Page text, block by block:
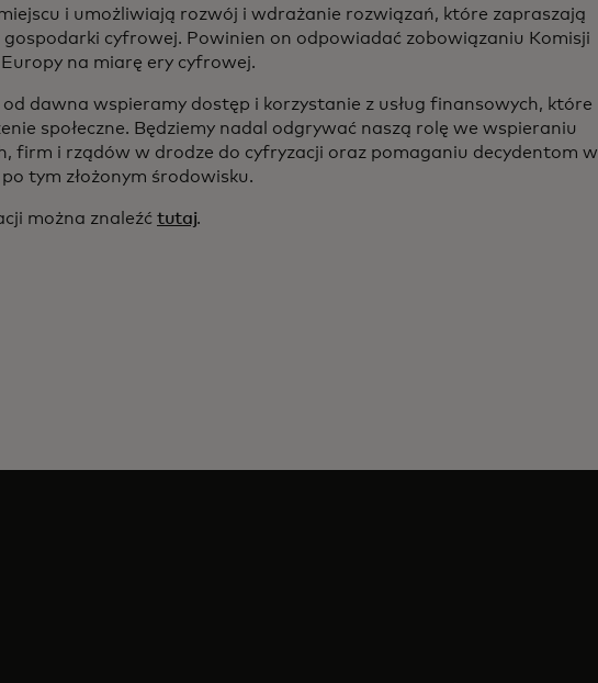
i umożliwiają rozwój i wdrażanie rozwiązań, które zapraszają
gospodarki cyfrowej. Powinien on odpowiadać zobowiązaniu Komisji
na miarę ery cyfrowej.
dawna wspieramy dostęp i korzystanie z usług finansowych, które
społeczne. Będziemy nadal odgrywać naszą rolę we wspieraniu
firm i rządów w drodze do cyfryzacji oraz pomaganiu decydentom w
tym złożonym środowisku.
można znaleźć tutaj.